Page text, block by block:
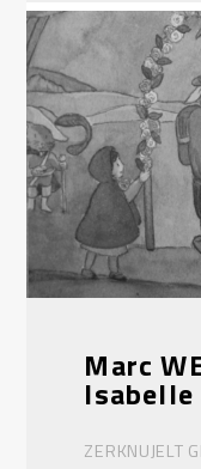
Marc
Isabelle
ZERKNUJELT